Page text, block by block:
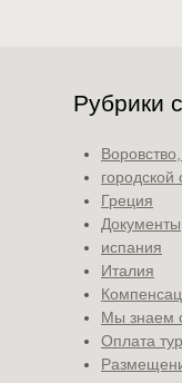
Рубрики
городской
Греция
Документы
испания
Италия
Мы знаем
Оплата